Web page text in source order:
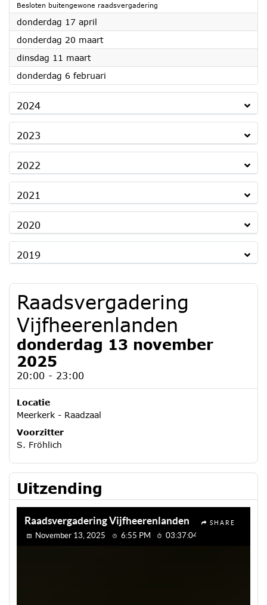
Besloten buitengewone raadsvergadering
donderdag 17 april
donderdag 20 maart2025
dinsdag 11 maart2025
donderdag 6 februari
2024
2023
2022
2021
2020
2019
Raadsvergadering
Vijfheerenlanden
donderdag 13 november
2025
20:00 - 23:00
Locatie
Meerkerk - Raadzaal
Voorzitter
S. Fröhlich
Uitzending